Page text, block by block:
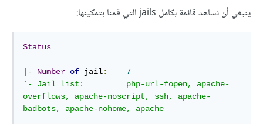
ينبغي أن نشاهد قائمة بكامل jails التي قمنا بتمكينها:
Status
|- Number of jail:
7
`- Jail list:         php-url-fopen, apache-
overflows, apache-noscript, ssh, apache-
badbots, apache-nohome, apache